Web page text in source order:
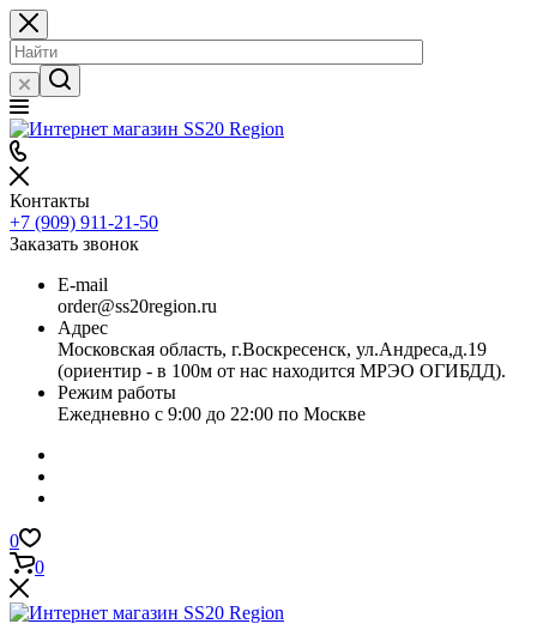
Контакты
+7 (909) 911-21-50
Заказать звонок
E-mail
order@ss20region.ru
Адрес
Московская область, г.Воскресенск, ул.Андреса,д.19
(ориентир - в 100м от нас находится МРЭО ОГИБДД).
Режим работы
Ежедневно с 9:00 до 22:00 по Москве
0
0